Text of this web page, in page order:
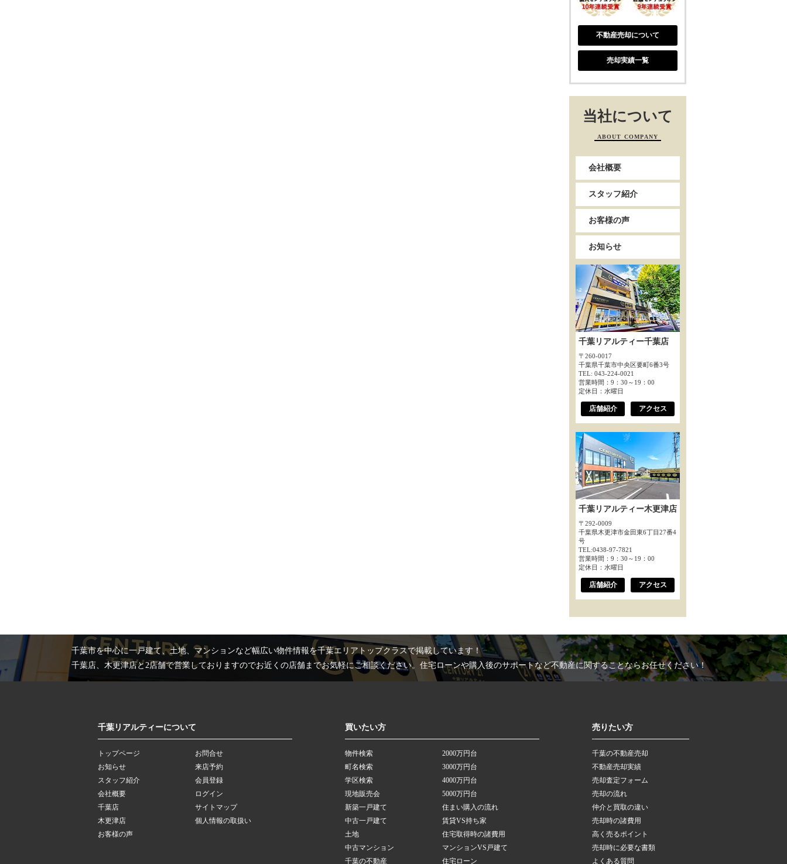
不動産売却について
売却実績一覧
当社について
ABOUT COMPANY
会社概要
スタッフ紹介
お客様の声
お知らせ
千葉リアルティー千葉店
〒260-0017
千葉県千葉市中央区要町6番3号
TEL: 043-224-0021
営業時間：9：30～19：00
定休日：水曜日
店舗紹介 アクセス
千葉リアルティー木更津店
〒292-0009
千葉県木更津市金田東6丁目27番4
号
TEL:0438-97-7821
営業時間：9：30～19：00
定休日：水曜日
店舗紹介 アクセス
千葉市を中心に一戸建て、土地、マンションなど幅広い物件情報を千葉エリアトップクラスで掲載しています！
千葉店、木更津店と2店舗で営業しておりますのでお近くの店舗までお気軽にご相談ください。住宅ローンや購入後のサポートなど不動産に関することならお任せください！
千葉リアルティーについて
トップページ
お知らせ
スタッフ紹介
会社概要
千葉店
木更津店
お客様の声
お問合せ
来店予約
会員登録
ログイン
サイトマップ
個人情報の取扱い
買いたい方
物件検索
町名検索
学区検索
現地販売会
新築一戸建て
中古一戸建て
土地
中古マンション
千葉の不動産
2000万円台
3000万円台
4000万円台
5000万円台
住まい購入の流れ
賃貸VS持ち家
住宅取得時の諸費用
マンションVS戸建て
住宅ローン
売りたい方
千葉の不動産売却
不動産売却実績
売却査定フォーム
売却の流れ
仲介と買取の違い
売却時の諸費用
高く売るポイント
売却時に必要な書類
よくある質問